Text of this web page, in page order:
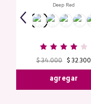
Deep Red
$ 34.000 $ 32.300
agregar